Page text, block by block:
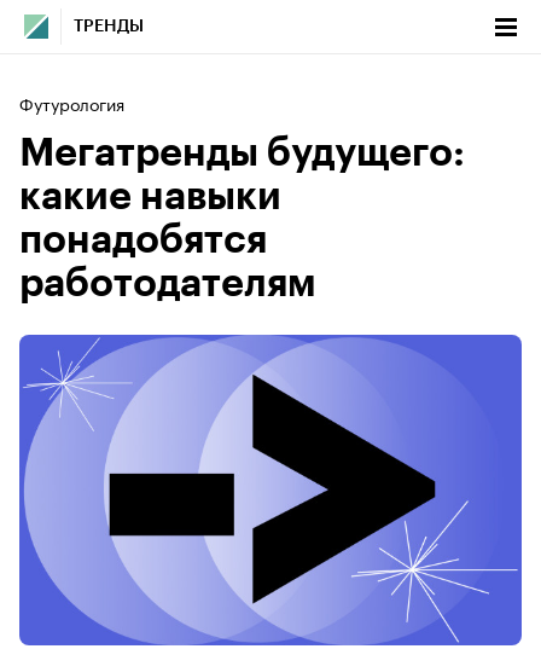
ТРЕНДЫ
Футурология
Мегатренды будущего:
какие навыки
понадобятся
работодателям